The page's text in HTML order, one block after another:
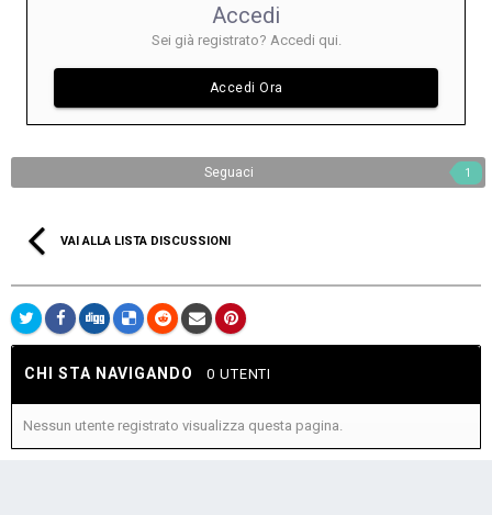
Accedi
Sei già registrato? Accedi qui.
Accedi Ora
Seguaci 1
VAI ALLA LISTA DISCUSSIONI
CHI STA NAVIGANDO 0 UTENTI
Nessun utente registrato visualizza questa pagina.